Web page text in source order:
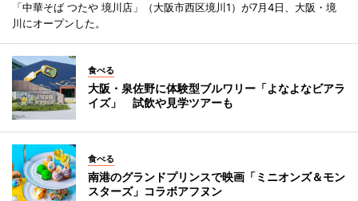
「中華そば つたや 境川店」（大阪市西区境川1）が7月4日、大阪・境
川にオープンした。
食べる
大阪・泉佐野に体験型ブルワリー「よなよなビアラ
イズ」 試飲や見学ツアーも
食べる
南港のグランドプリンスで映画「ミニオンズ＆モン
スターズ」コラボアフヌン